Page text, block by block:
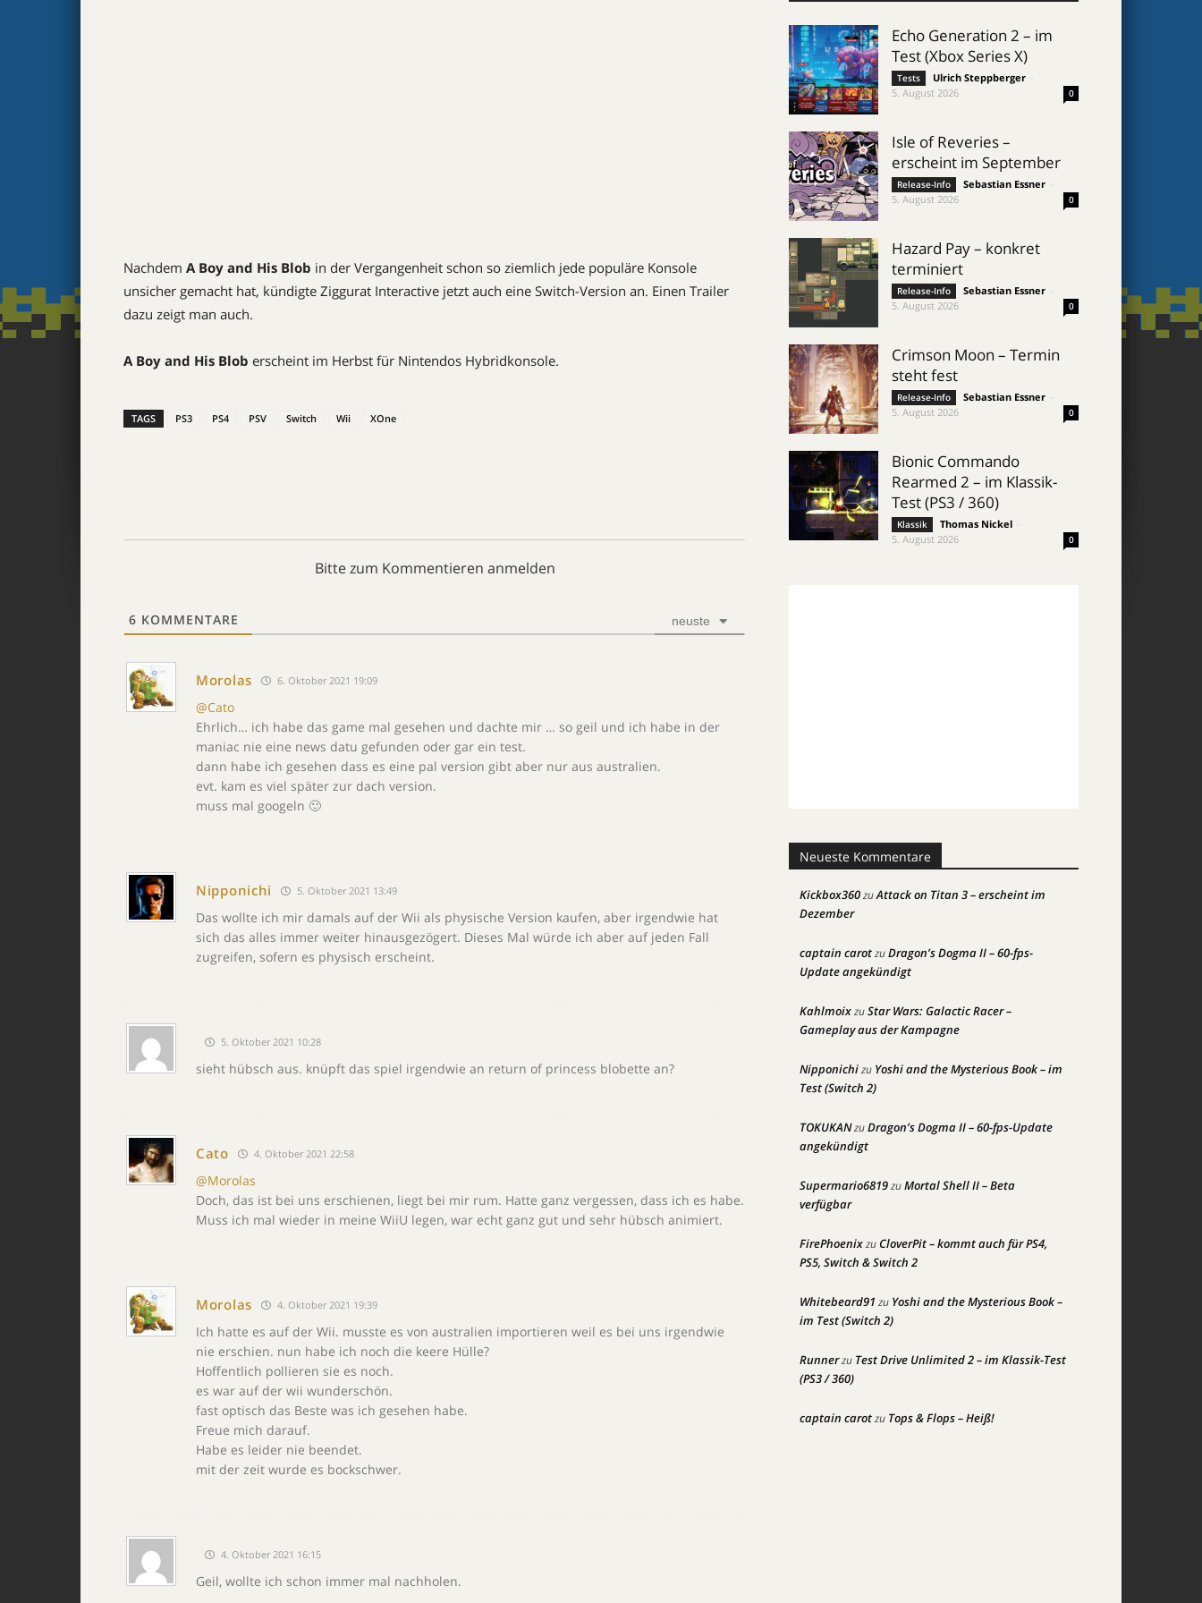
Nachdem A Boy and His Blob in der Vergangenheit schon so ziemlich jede populäre Konsole
unsicher gemacht hat, kündigte Ziggurat Interactive jetzt auch eine Switch-Version an. Einen Trailer
dazu zeigt man auch.
A Boy and His Blob erscheint im Herbst für Nintendos Hybridkonsole.
TAGS PS3 PS4 PSV Switch Wii XOne
Bitte zum Kommentieren anmelden
6 KOMMENTARE neuste
Morolas 6. Oktober 2021 19:09
@Cato
Ehrlich… ich habe das game mal gesehen und dachte mir … so geil und ich habe in der
maniac nie eine news datu gefunden oder gar ein test.
dann habe ich gesehen dass es eine pal version gibt aber nur aus australien.
evt. kam es viel später zur dach version.
muss mal googeln 🙂
Nipponichi 5. Oktober 2021 13:49
Das wollte ich mir damals auf der Wii als physische Version kaufen, aber irgendwie hat
sich das alles immer weiter hinausgezögert. Dieses Mal würde ich aber auf jeden Fall
zugreifen, sofern es physisch erscheint.
5. Oktober 2021 10:28
sieht hübsch aus. knüpft das spiel irgendwie an return of princess blobette an?
Cato 4. Oktober 2021 22:58
@Morolas
Doch, das ist bei uns erschienen, liegt bei mir rum. Hatte ganz vergessen, dass ich es habe.
Muss ich mal wieder in meine WiiU legen, war echt ganz gut und sehr hübsch animiert.
Morolas 4. Oktober 2021 19:39
Ich hatte es auf der Wii. musste es von australien importieren weil es bei uns irgendwie
nie erschien. nun habe ich noch die keere Hülle?
Hoffentlich pollieren sie es noch.
es war auf der wii wunderschön.
fast optisch das Beste was ich gesehen habe.
Freue mich darauf.
Habe es leider nie beendet.
mit der zeit wurde es bockschwer.
4. Oktober 2021 16:15
Geil, wollte ich schon immer mal nachholen.
Echo Generation 2 – im
Test (Xbox Series X)
Tests Ulrich Steppberger
5. August 2026
0
Isle of Reveries –
erscheint im September
Release-Info Sebastian Essner
5. August 2026
0
Hazard Pay – konkret
terminiert
Release-Info Sebastian Essner
5. August 2026
0
Crimson Moon – Termin
steht fest
Release-Info Sebastian Essner
5. August 2026
0
Bionic Commando
Rearmed 2 – im Klassik-
Test (PS3 / 360)
Klassik Thomas Nickel
5. August 2026
0
Neueste Kommentare
Kickbox360zuAttack on Titan 3 – erscheint im
Dezember
captain carotzuDragon’s Dogma II – 60-fps-
Update angekündigt
KahlmoixzuStar Wars: Galactic Racer –
Gameplay aus der Kampagne
Nipponichizu Yoshi and the Mysterious Book – im
Test (Switch 2)
TOKUKANzuDragon’s Dogma II – 60-fps-Update
angekündigt
Supermario6819zuMortal Shell II – Beta
verfügbar
FirePhoenixzuCloverPit – kommt auch für PS4,
PS5, Switch & Switch 2
Whitebeard91 zu Yoshi and the Mysterious Book –
im Test (Switch 2)
Runnerzu Test Drive Unlimited 2 – im Klassik-Test
(PS3 / 360)
captain carotzu Tops & Flops – Heiß!